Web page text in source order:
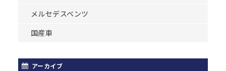
メルセデスベンツ
国産車
アーカイブ